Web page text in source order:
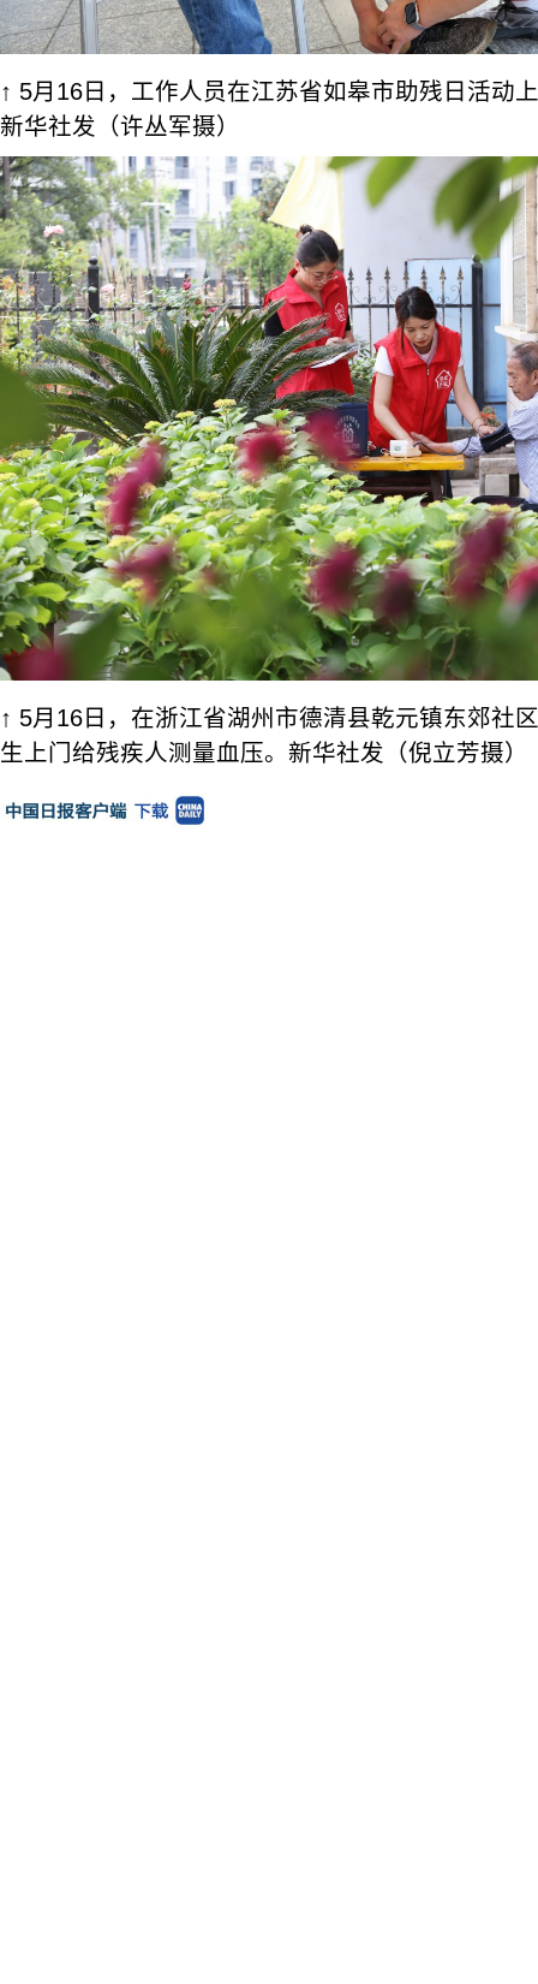
↑ 5月16日，工作人员在江苏省如皋市助残日活动
新华社发（许丛军摄）
↑ 5月16日，在浙江省湖州市德清县乾元镇东郊社
生上门给残疾人测量血压。新华社发（倪立芳摄）